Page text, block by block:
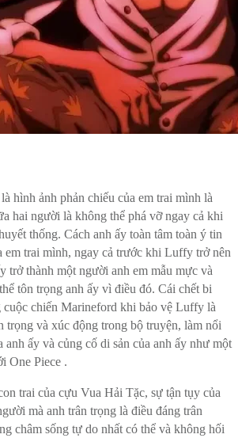
hình ảnh phản chiếu của em trai mình là
hai người là không thể phá vỡ ngay cả khi
thống. Cách anh ấy toàn tâm toàn ý tin
em trai mình, ngay cả trước khi Luffy trở nên
trở thành một người anh em mẫu mực và
tôn trọng anh ấy vì điều đó. Cái chết bi
cuộc chiến Marineford khi bảo vệ Luffy là
trọng và xúc động trong bộ truyện, làm nổi
anh ấy và củng cố di sản của anh ấy như một
One Piece .
trai của cựu Vua Hải Tặc, sự tận tụy của
mà anh trân trọng là điều đáng trân
châm sống tự do nhất có thể và không hối